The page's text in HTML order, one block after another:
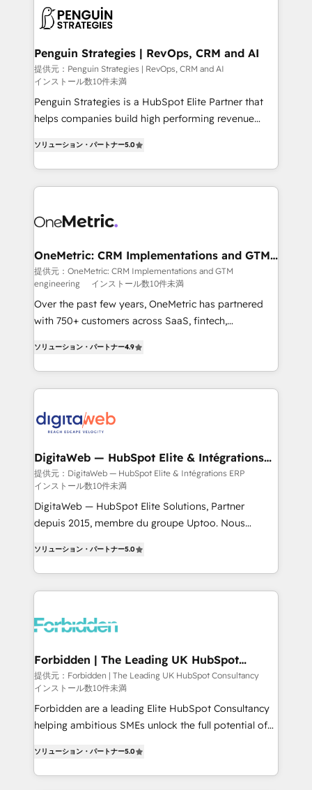
integration, extensibility, custom development, and
ongoing RevOps support.
données. C'est le paradoxe français : conscience
Augmentée. Ce n'est pas une entreprise qui utilise
l'IA. C'est une organisation qui a réussi la symbiose
entre l'expertise humaine et l'intelligence artificielle.
Pas pour remplacer l'humain, mais pour l'augmenter.
Chez Ideagency, nous accompagnons cette
données unifiées, des processus alignés. Ensuite
l'augmentation : l'IA là où elle crée de la valeur. Et
surtout : l'humain qui reste au centre. Parce que la
Stand Out.
Penguin Strategies | RevOps, CRM and AI
提供元：Penguin Strategies | RevOps, CRM and AI
インストール数10件未満
Penguin Strategies is a HubSpot Elite Partner that
helps companies build high performing revenue
system environments and global SaaS or
manufacturing teams. Trusted by leading enterprises
and fast growing scale ups including Sony, Rapyd,
Design Automation and Uptive. 📊 RevOps & data
integrations 🤖 AI workflows & enrichment 📘 Team
enablement & company-wide adoption We create
HubSpot environments that teams use with
confidence and that leadership can rely on for
scalable revenue insights.
ソリューション・パートナー5.0
OneMetric: CRM Implementations and GTM
engineering
提供元：OneMetric: CRM Implementations and GTM
engineering
インストール数10件未満
Over the past few years, OneMetric has partnered
with 750+ customers across SaaS, fintech,
150+ HubSpot-certified experts, we deliver scalable
solutions to complex GTM and RevOps challenges.
Our Expertise 🔹 Onboarding & Implementation:
tailored to your GTM motion. 🔹 Migrations: Move
downtime. 🔹 RevOps Strategy: Align teams,
processes, and data to drive revenue efficiency. 🔹
Integrations: Connect HubSpot with your tech stack
for better adoption. 🔹 Custom Solutions: Build
tailored apps, workflows, and configurations. We are
our commitment to data security and compliance. At
OneMetric, we help revenue teams focus on the
OneMetric that matters most: revenue.
ソリューション・パートナー4.9
DigitaWeb — HubSpot Elite & Intégrations
ERP
提供元：DigitaWeb — HubSpot Elite & Intégrations ERP
インストール数10件未満
DigitaWeb — HubSpot Elite Solutions, Partner
depuis 2015, membre du groupe Uptoo. Nous
Ventes et Service sur HubSpot grâce à la Revenue
Architecture : alignement des équipes, pipeline
prévisible, croissance mesurable. 🔌 Intégrations
Dynamics..), VOIP (Aircall, Ringover, Modjo), Shopify,
Extensions (React), Serverless Node.js, Custom
Objects, thèmes HubL, agents IA & Breeze AI. 🎯
Secteurs : Industrie, Distribution B2B, SaaS, Services
B2B, Immobilier, Viticulture, Finance. 🚀 Nos livrables
: migration sécurisée, implémentation Marketing +
HubSpot temps réel, formation équipes. 🏆 +350
projets livrés. Accrédités HubSpot CRM
ソリューション・パートナー5.0
Forbidden | The Leading UK HubSpot
Consultancy
提供元：Forbidden | The Leading UK HubSpot Consultancy
インストール数10件未満
Forbidden are a leading Elite HubSpot Consultancy
helping ambitious SMEs unlock the full potential of
but never see the ROI they expected due to poor
adoption, messy data, and disconnected teams
ソリューション・パートナー5.0